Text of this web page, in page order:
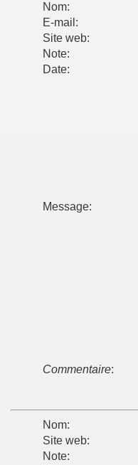
Nom:
E-mail:
Site web:
Note:
Date:
Message:
Commentaire:
Nom:
Site web:
Note: